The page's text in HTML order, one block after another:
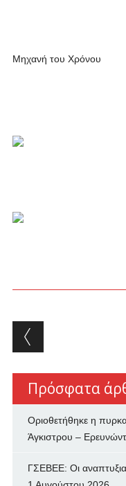
Μηχανή του Χρόνου
Post
Πρόσφατα
Οριοθετήθηκε η
Άγκιστρου –
ΓΣΕΒΕΕ: Οι